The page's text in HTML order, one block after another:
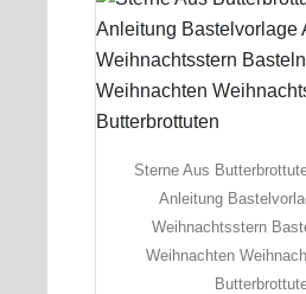
Sterne Aus
Anleitung
Weihnachtsstern
Weihnachten